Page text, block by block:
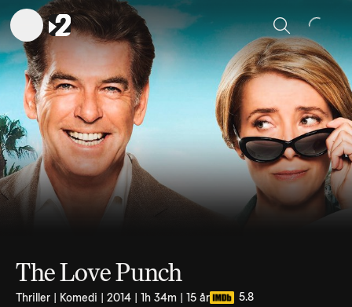
Sök
The Love Punch
Thriller | Komedi | 2014 | 1h 34m | 15 år 5.8